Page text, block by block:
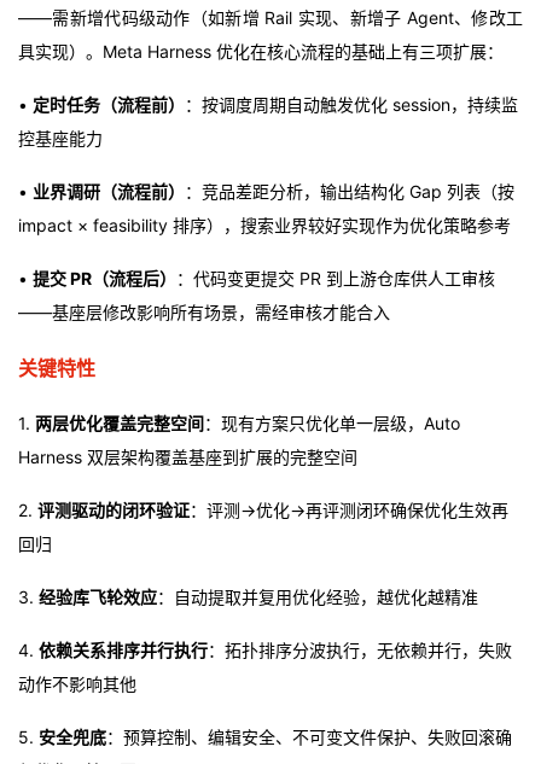
——需新增代码级动作（如新增 Rail 实现、新增子 Agent、修改工
具实现）。Meta Harness 优化在核心流程的基础上有三项扩展：
• 定时任务（流程前）
：按调度周期自动触发优化 session，持续监
控基座能力
• 业界调研（流程前）
：竞品差距分析，输出结构化 Gap 列表（按
impact × feasibility 排序），搜索业界较好实现作为优化策略参考
• 提交 PR（流程后）
：代码变更提交 PR 到上游仓库供人工审核
——基座层修改影响所有场景，需经审核才能合入
关键特性
1. 两层优化覆盖完整空间：现有方案只优化单一层级，Auto
Harness 双层架构覆盖基座到扩展的完整空间
2. 评测驱动的闭环验证：评测→优化→再评测闭环确保优化生效再
回归
3. 经验库飞轮效应：自动提取并复用优化经验，越优化越精准
4. 依赖关系排序并行执行：拓扑排序分波执行，无依赖并行，失败
动作不影响其他
5. 安全兜底：预算控制、编辑安全、不可变文件保护、失败回滚确